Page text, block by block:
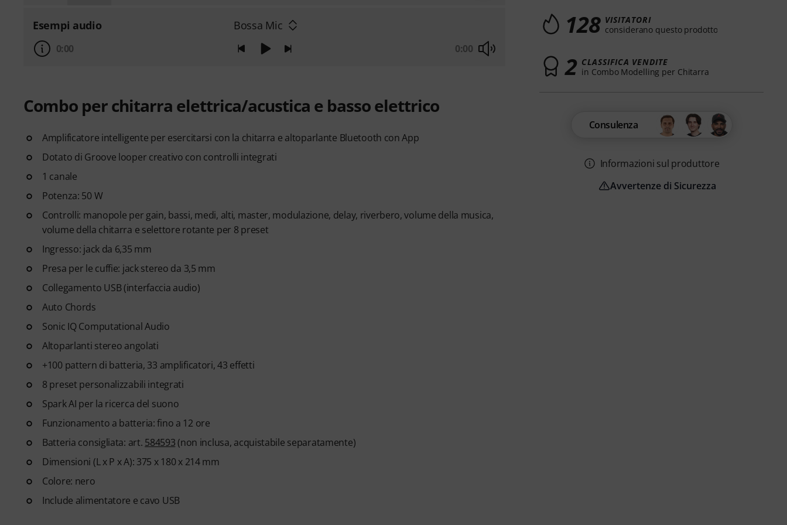
Esempi audio Bossa Mic
0:00 0:00
Combo per chitarra elettrica/acustica e basso elettrico
Amplificatore intelligente per esercitarsi con la chitarra e altoparlante Bluetooth con App
Dotato di Groove looper creativo con controlli integrati
1 canale
Potenza: 50 W
Controlli: manopole per gain, bassi, medi, alti, master, modulazione, delay, riverbero, volume della musica,
volume della chitarra e selettore rotante per 8 preset
Ingresso: jack da 6,35 mm
Presa per le cuffie: jack stereo da 3,5 mm
Collegamento USB (interfaccia audio)
Auto Chords
Sonic IQ Computational Audio
Altoparlanti stereo angolati
+100 pattern di batteria, 33 amplificatori, 43 effetti
8 preset personalizzabili integrati
Spark AI per la ricerca del suono
Funzionamento a batteria: fino a 12 ore
Batteria consigliata: art. 584593 (non inclusa, acquistabile separatamente)
Dimensioni (L x P x A): 375 x 180 x 214 mm
Colore: nero
Include alimentatore e cavo USB
128 VISITATORI
considerano questo prodotto
2 CLASSIFICA VENDITE
in Combo Modelling per Chitarra
Consulenza
Informazioni sul produttore
Avvertenze di Sicurezza